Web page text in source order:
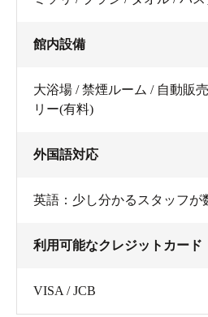
館内設備
大浴場 / 禁煙ルーム / 自動販
リー(有料)
外国語対応
英語：少し分かるスタッフが
利用可能なクレジットカード
VISA / JCB